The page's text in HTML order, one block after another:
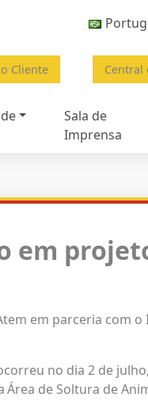
Cliente Central
Sala de
Imprensa
em
em parceria com o
no dia 2 de
de Soltura de